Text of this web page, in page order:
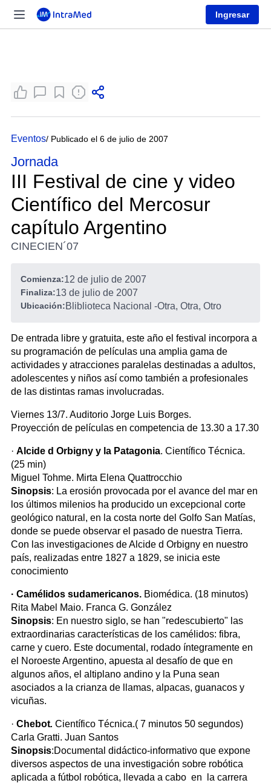
Ingresar
Eventos/ Publicado el 6 de julio de 2007
Jornada
III Festival de cine y video
Científico del Mercosur
capítulo Argentino
CINECIEN´07
Comienza:12 de julio de 2007
Finaliza:13 de julio de 2007
Ubicación:Bliblioteca Nacional -Otra, Otra, Otro
De entrada libre y gratuita, este año el festival incorpora a
su programación de películas una amplia gama de
actividades y atracciones paralelas destinadas a adultos,
adolescentes y niños así como también a profesionales
de las distintas ramas involucradas.
Viernes 13/7. Auditorio Jorge Luis Borges.
Proyección de películas en competencia de 13.30 a 17.30
· Alcide d Orbigny y la Patagonia. Científico Técnica.
(25 min)
Miguel Tohme. Mirta Elena Quattrocchio
Sinopsis: La erosión provocada por el avance del mar en
los últimos milenios ha producido un excepcional corte
geológico natural, en la costa norte del Golfo San Matías,
donde se puede observar el pasado de nuestra Tierra.
Con las investigaciones de Alcide d Orbigny en nuestro
país, realizadas entre 1827 a 1829, se inicia este
conocimiento
· Camélidos sudamericanos. Biomédica. (18 minutos)
Rita Mabel Maio. Franca G. González
Sinopsis: En nuestro siglo, se han "redescubierto" las
extraordinarias características de los camélidos: fibra,
carne y cuero. Este documental, rodado íntegramente en
el Noroeste Argentino, apuesta al desafío de que en
algunos años, el altiplano andino y la Puna sean
asociados a la crianza de llamas, alpacas, guanacos y
vicuñas.
· Chebot. Científico Técnica.( 7 minutos 50 segundos)
Carla Gratti. Juan Santos
Sinopsis:Documental didáctico-informativo que expone
diversos aspectos de una investigación sobre robótica
aplicada a fútbol robótica, llevada a cabo en la carrera